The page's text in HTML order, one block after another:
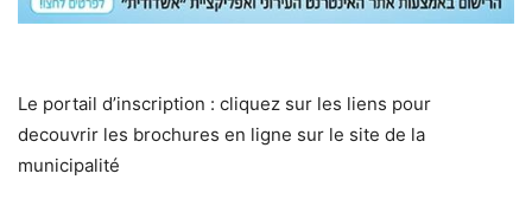
Le portail d’inscription : cliquez sur les liens pour
decouvrir les brochures en ligne sur le site de la
municipalité